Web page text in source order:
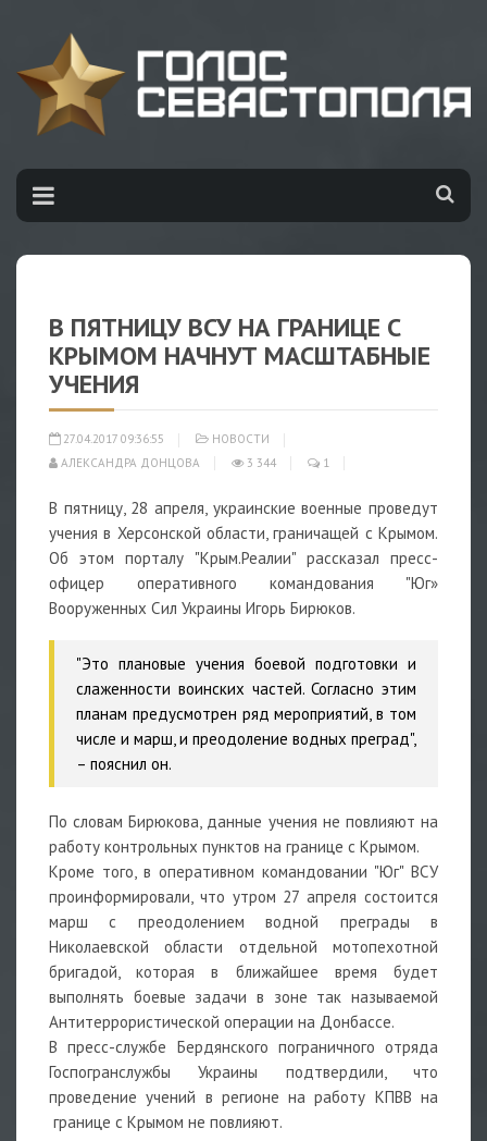
В ПЯТНИЦУ ВСУ НА ГРАНИЦЕ С
КРЫМОМ НАЧНУТ МАСШТАБНЫЕ
УЧЕНИЯ
27.04.2017 09:36:55
НОВОСТИ
АЛЕКСАНДРА ДОНЦОВА
3 344 1
В пятницу, 28 апреля, украинские военные проведут
учения в Херсонской области, граничащей с Крымом.
Об этом порталу "Крым.Реалии" рассказал пресс-
офицер оперативного командования "Юг»
Вооруженных Сил Украины Игорь Бирюков.
"Это плановые учения боевой подготовки и
слаженности воинских частей. Согласно этим
планам предусмотрен ряд мероприятий, в том
числе и марш, и преодоление водных преград",
– пояснил он.
По словам Бирюкова, данные учения не повлияют на
работу контрольных пунктов на границе с Крымом.
Кроме того, в оперативном командовании "Юг" ВСУ
проинформировали, что утром 27 апреля состоится
марш с преодолением водной преграды в
Николаевской области отдельной мотопехотной
бригадой, которая в ближайшее время будет
выполнять боевые задачи в зоне так называемой
Антитеррористической операции на Донбассе.
В пресс-службе Бердянского пограничного отряда
Госпогранслужбы Украины подтвердили, что
проведение учений в регионе на работу КПВВ на
границе с Крымом не повлияют.